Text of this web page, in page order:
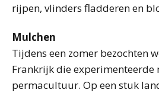
rijpen, vlinders fladderen en
Mulchen
Tijdens een zomer bezochten
Frankrijk die experimenteerde
permacultuur. Op een stuk